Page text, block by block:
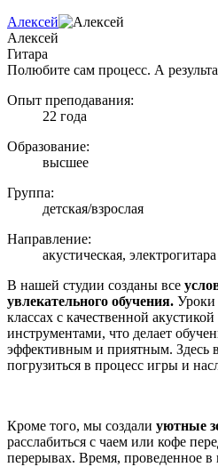
Алексей
Алексей
Гитара
Полюбите сам процесс. А
Опыт преподавания:
22 года
Образование:
высшее
Группа:
детская/взрослая
Направление:
акустическая, электрогитара
В нашей студии созданы все
увлекательного обучения. Уроки
классах с качественной
инструментами, что делает
эффективным и приятным. Здесь
погрузиться в процесс игры и
Кроме того, мы создали уютные
расслабиться с чаем или кофе
перерывах. Время, проведенное